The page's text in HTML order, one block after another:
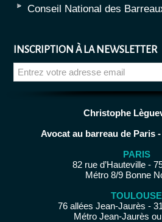
Conseil National des
INSCRIPTION À LA NEWSLETTER
Christophe
Avocat au barreau de Paris
PARIS
82 rue d’Hauteville -
Métro 8/9 Bonne
TOULOUSE
76 allées Jean-Jaurès -
Métro Jean-Jaurès